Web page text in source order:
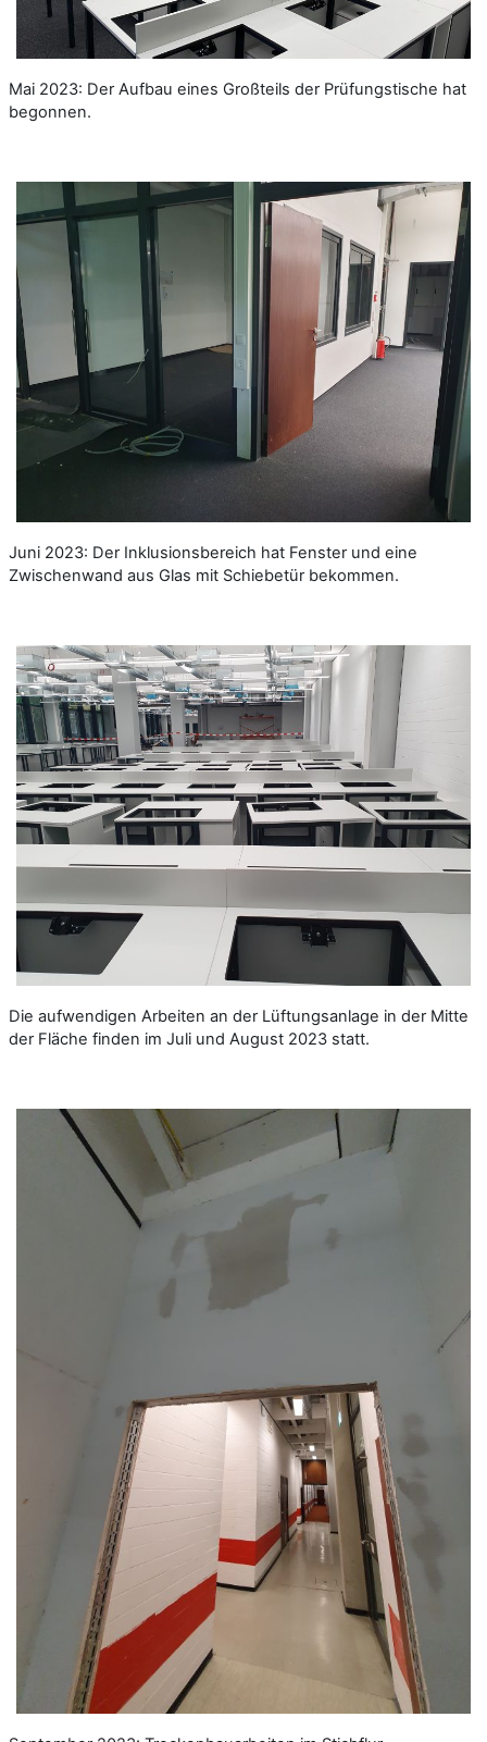
Mai 2023: Der Aufbau eines Großteils der Prüfungstische hat
begonnen.
Juni 2023: Der Inklusionsbereich hat Fenster und eine
Zwischenwand aus Glas mit Schiebetür bekommen.
Die aufwendigen Arbeiten an der Lüftungsanlage in der Mitte
der Fläche finden im Juli und August 2023 statt.